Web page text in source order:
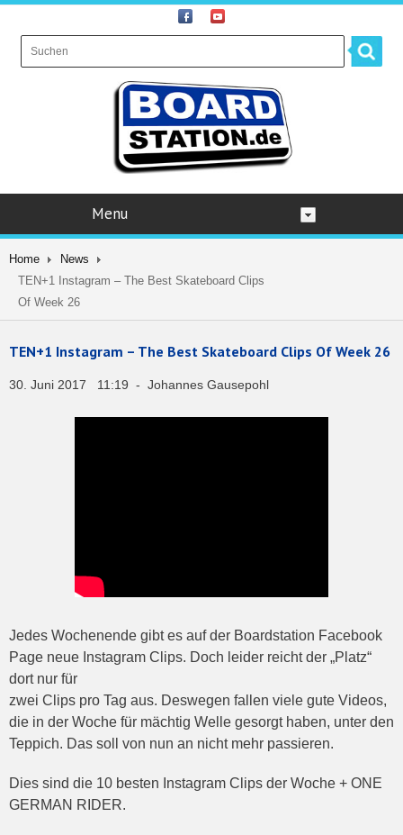
Menu
Home
News
TEN+1 Instagram – The Best Skateboard Clips
Of Week 26
TEN+1 Instagram – The Best Skateboard Clips Of Week 26
30. Juni 2017 11:19 - Johannes Gausepohl
Jedes Wochenende gibt es auf der Boardstation Facebook
Page neue Instagram Clips. Doch leider reicht der „Platz“
dort nur für
zwei Clips pro Tag aus. Deswegen fallen viele gute Videos,
die in der Woche für mächtig Welle gesorgt haben, unter den
Teppich. Das soll von nun an nicht mehr passieren.
Dies sind die 10 besten Instagram Clips der Woche + ONE
GERMAN RIDER.